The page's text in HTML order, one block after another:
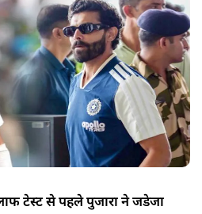
टेस्ट से पहले पुजारा ने जडेजा